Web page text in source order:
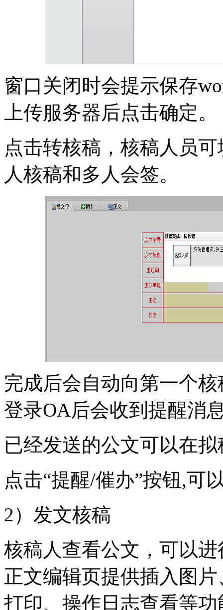
窗口关闭时会提示保存
上传服务器后点击确定。
点击转核稿，核稿人员
人核稿和多人会签。
完成后会自动向第一个
登录OA后会收到提醒消
已经发送的公文可以在
点击“提醒/催办”按钮,可
2）发文核稿
核稿人查看公文，可以
正文编辑页提供插入图
打印、操作日志查看等功